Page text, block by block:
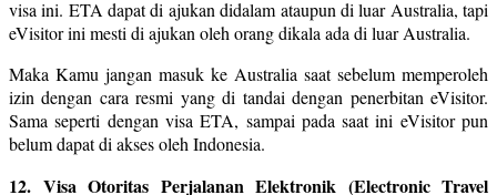
visa ini. ETA dapat di ajukan didalam ataupun di luar Australia, tapi
eVisitor ini mesti di ajukan oleh orang dikala ada di luar Australia.
Maka Kamu jangan masuk ke Australia saat sebelum memperoleh
izin dengan cara resmi yang di tandai dengan penerbitan eVisitor.
Sama seperti dengan visa ETA, sampai pada saat ini eVisitor pun
belum dapat di akses oleh Indonesia.
12. Visa Otoritas Perjalanan Elektronik (Electronic Travel